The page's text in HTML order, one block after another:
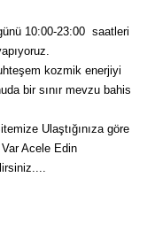
10:00-23:00 saatleri
kozmik enerjiyi
bir sınır mevzu bahis
Ulaştığınıza göre
Acele Edin